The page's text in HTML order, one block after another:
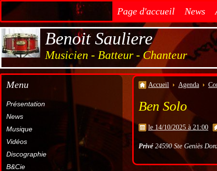
Page d'accueil News
Benoit Sauliere
Musicien - Batteur - Chanteur
Menu
Présentation
News
Musique
Vidéos
Discographie
B&Cie
Accueil Agenda
Ben Solo
le 14/10/2025 à 21:00
Privé24590 Ste Geniès